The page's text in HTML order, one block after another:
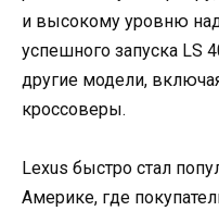
и высокому уровню
успешного запуска LS
другие модели,
кроссоверы.
Lexus быстро стал
Америке, где